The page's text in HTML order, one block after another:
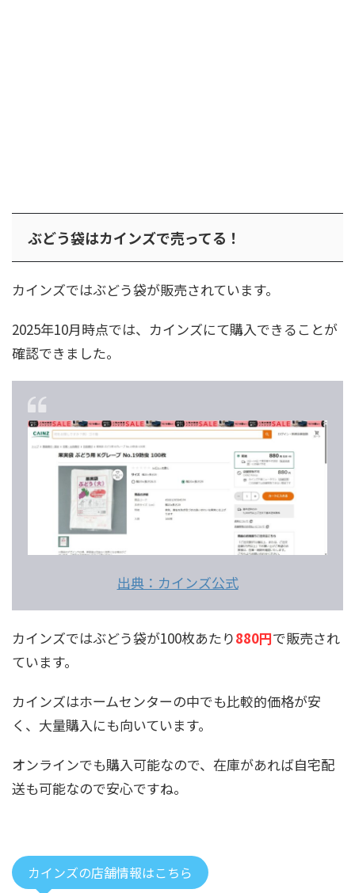
ぶどう袋はカインズで売ってる！
カインズではぶどう袋が販売されています。
2025年10月時点では、カインズにて購入できることが
確認できました。
出典：カインズ公式
カインズではぶどう袋が100枚あたり880円で販売され
ています。
カインズはホームセンターの中でも比較的価格が安
く、大量購入にも向いています。
オンラインでも購入可能なので、在庫があれば自宅配
送も可能なので安心ですね。
カインズの店舗情報はこちら